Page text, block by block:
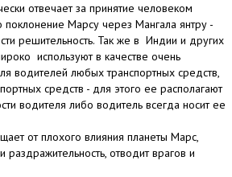
отвечает за принятие человеком
поклонение Марсу через Мангала янтру -
решительность. Так же в Индии и других
используют в качестве очень
водителей любых транспортных средств,
средств - для этого ее располагают
водителя либо водитель всегда носит ее
от плохого влияния планеты Марс,
раздражительность, отводит врагов и